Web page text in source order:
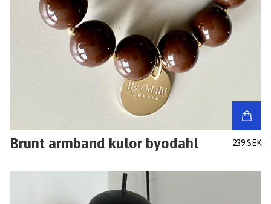
Brunt armband kulor byodahl 239 SEK